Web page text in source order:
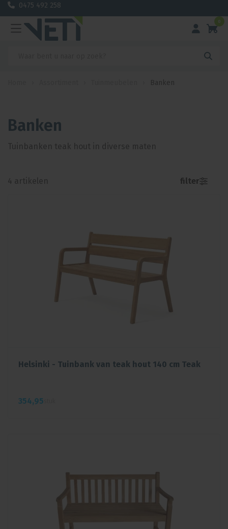
0475 492 258
0
Banken
Banken
Tuinbanken teak hout in diverse maten
4 artikelen filter
Helsinki - Tuinbank van teak hout 140 cm Teak
354,95